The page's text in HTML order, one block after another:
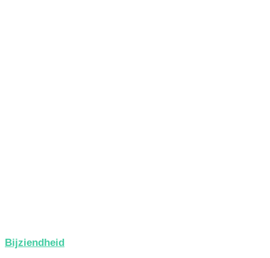
Bijziendheid